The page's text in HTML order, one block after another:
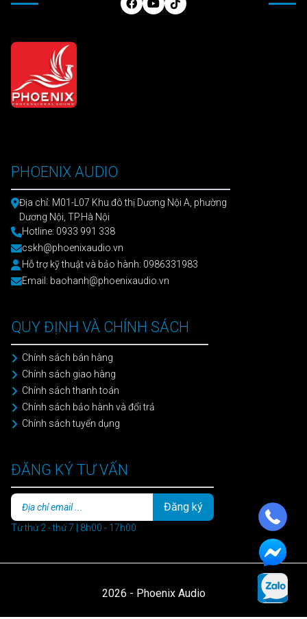
PHOENIX AUDIO
Địa chỉ: M01-L07 Khu đô thị Dương Nội A, phường
Dương Nội, TP.Hà Nội
Hotline: 0933 991 338
cskh@phoenixaudio.vn
Hỗ trợ kỹ thuật và bảo hành: 0986331983
Email: baohanh@phoenixaudio.vn
QUY ĐỊNH VÀ CHÍNH SÁCH
Chính sách bán hàng
Chính sách giao hàng
Chính sách thanh toán
Chính sách bảo hành và đổi trả
Chính sách tuyển dụng
ĐĂNG KÝ TƯ VẤN
Đăng ký
Từ thứ 2 - thứ 7 | 8h00 - 17h00
2026 - Phoenix Audio